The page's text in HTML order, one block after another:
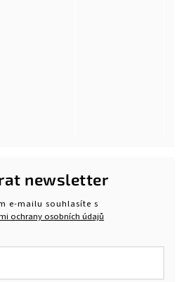
newsletter
e-mailu souhlasíte s
ochrany osobních údajů